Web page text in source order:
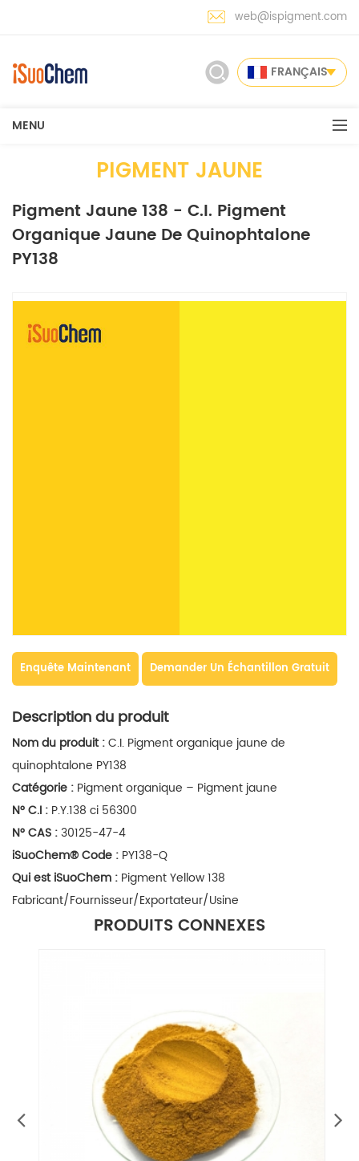
web@ispigment.com
FRANÇAIS
MENU
PIGMENT JAUNE
Pigment Jaune 138 - C.I. Pigment
Organique Jaune De Quinophtalone
PY138
Enquête Maintenant Demander Un Échantillon Gratuit
Description du produit
Nom du produit :C.I. Pigment organique jaune de
quinophtalone PY138
Catégorie : Pigment organique – Pigment jaune
N° C.I : P.Y.138 ci 56300
N° CAS :30125-47-4
iSuoChem®Code : PY138-Q
Qui est iSuoChem : Pigment Yellow 138
Fabricant/Fournisseur/Exportateur/Usine
PRODUITS CONNEXES